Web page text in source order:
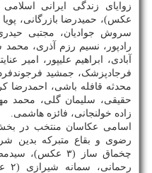
رادپور، نسیم رزم آذری،
زاده خولنجانی، فائزه هاشمی.
اسامی عکاسان منتخب در
رضوی و بقاع متبرکه بدین
چخماق ساز (۳